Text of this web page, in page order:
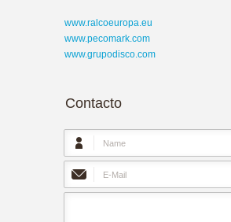
www.ralcoeuropa.eu
www.pecomark.com
www.grupodisco.com
Contacto